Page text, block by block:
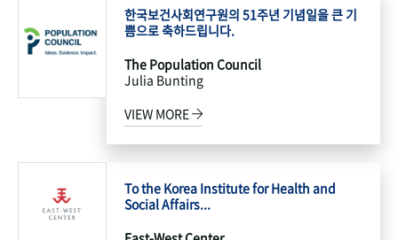
한국보건사회연구원의 51주년 기념일을 큰 기
쁨으로 축하드립니다.
The Population Council
Julia Bunting
VIEW MORE
To the Korea Institute for Health and
Social Affairs...